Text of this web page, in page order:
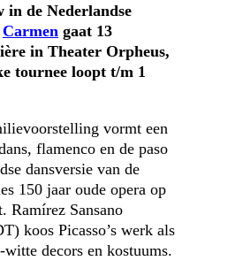
de Nederlandse
Carmen gaat 13
in Theater Orpheus,
tournee loopt t/m 1
vormt een
flamenco en de paso
dansversie van de
150 jaar oude opera op
Ramírez Sansano
koos Picasso’s werk als
decors en kostuums.